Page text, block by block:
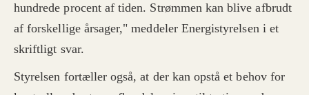
hundrede procent af tiden. Strømmen kan blive afbrudt
af forskellige årsager," meddeler Energistyrelsen i et
skriftligt svar.
Styrelsen fortæller også, at der kan opstå et behov for